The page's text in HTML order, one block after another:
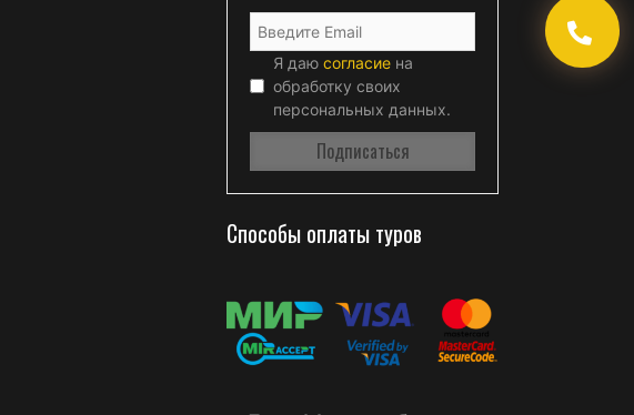
Я даю согласие на
обработку своих
персональных данных.
Способы оплаты туров